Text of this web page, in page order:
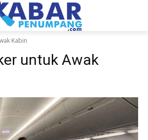
Kabin
untuk Awak